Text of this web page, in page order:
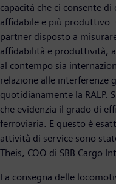
capacità che ci consente
affidabile e più produttivo.
partner disposto a
affidabilità e produttività,
al contempo sia
relazione alle interferenze
quotidianamente la
che evidenzia il grado di
ferroviaria. E questo è
attività di service sono
Theis, COO di SBB Cargo
La consegna delle